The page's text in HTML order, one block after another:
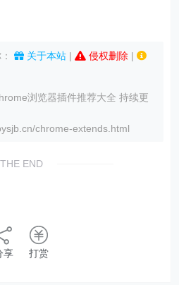
： 关于本站 | 侵权删除 |
浏览器插件推荐大全 持续更
chrome-extends.html
THE END
享 打赏